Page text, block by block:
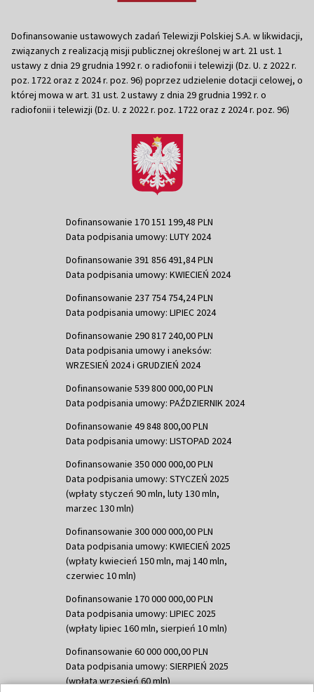
Dofinansowanie ustawowych zadań Telewizji Polskiej S.A. w likwidacji,
związanych z realizacją misji publicznej określonej w art. 21 ust. 1
ustawy z dnia 29 grudnia 1992 r. o radiofonii i telewizji (Dz. U. z 2022 r.
poz. 1722 oraz z 2024 r. poz. 96) poprzez udzielenie dotacji celowej, o
której mowa w art. 31 ust. 2 ustawy z dnia 29 grudnia 1992 r. o
radiofonii i telewizji (Dz. U. z 2022 r. poz. 1722 oraz z 2024 r. poz. 96)
Dofinansowanie 170 151 199,48 PLN
Data podpisania umowy: LUTY 2024
Dofinansowanie 391 856 491,84 PLN
Data podpisania umowy: KWIECIEŃ 2024
Dofinansowanie 237 754 754,24 PLN
Data podpisania umowy: LIPIEC 2024
Dofinansowanie 290 817 240,00 PLN
Data podpisania umowy i aneksów:
WRZESIEŃ 2024 i GRUDZIEŃ 2024
Dofinansowanie 539 800 000,00 PLN
Data podpisania umowy: PAŹDZIERNIK 2024
Dofinansowanie 49 848 800,00 PLN
Data podpisania umowy: LISTOPAD 2024
Dofinansowanie 350 000 000,00 PLN
Data podpisania umowy: STYCZEŃ 2025
(wpłaty styczeń 90 mln, luty 130 mln,
marzec 130 mln)
Dofinansowanie 300 000 000,00 PLN
Data podpisania umowy: KWIECIEŃ 2025
(wpłaty kwiecień 150 mln, maj 140 mln,
czerwiec 10 mln)
Dofinansowanie 170 000 000,00 PLN
Data podpisania umowy: LIPIEC 2025
(wpłaty lipiec 160 mln, sierpień 10 mln)
Dofinansowanie 60 000 000,00 PLN
Data podpisania umowy: SIERPIEŃ 2025
(wpłata wrzesień 60 mln)